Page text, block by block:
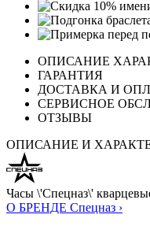
ОПИСАНИЕ
ГАРАНТИЯ
ДОСТАВКА И
СЕРВИСНОЕ
ОТЗЫВЫ
ОПИСАНИЕ И
Часы \'Спецназ\'
О БРЕНДЕ Спецназ ›